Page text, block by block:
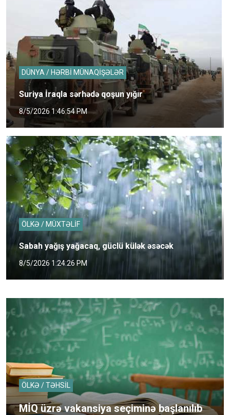
DÜNYA / HƏRBİ MÜNAQİŞƏLƏR
Suriya İraqla sərhədə qoşun yığır
8/5/2026 1:46:54 PM
ÖLKƏ / MÜXTƏLİF
Sabah yağış yağacaq, güclü külək əsəcək
8/5/2026 1:24:26 PM
ÖLKƏ / MÜXTƏLİF
7 ayda 41 mindən çox şəxs uşağın
anadan olmasına görə müavinət alıb